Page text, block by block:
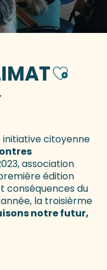
Ajouter
initiative citoyenne
association
édition
conséquences du
la troisièrme
notre futur,